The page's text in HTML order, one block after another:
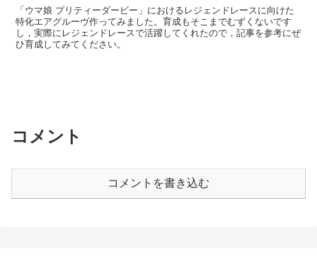
「ウマ娘 プリティーダービー」におけるレジェンドレースに向けた
特化エアグルーヴ作ってみました。育成もそこまでむずくないです
し，実際にレジェンドレースで活躍してくれたので，記事を参考にぜ
ひ育成してみてください。
コメント
コメントを書き込む